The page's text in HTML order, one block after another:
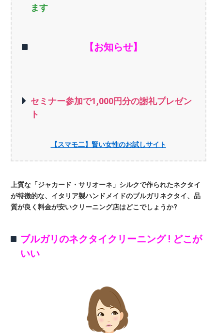
ます
【お知らせ】
セミナー参加で1,000円分の謝礼プレゼン
ト
【スマモ二】賢い女性のお試しサイト
上質な「ジャカード・サリオーネ」シルクで作られたネクタイ
が特徴的な、イタリア製ハンドメイドのブルガリネクタイ、品
質が良く料金が安いクリーニング店はどこでしょうか?
ブルガリのネクタイクリーニング ! どこが
いい